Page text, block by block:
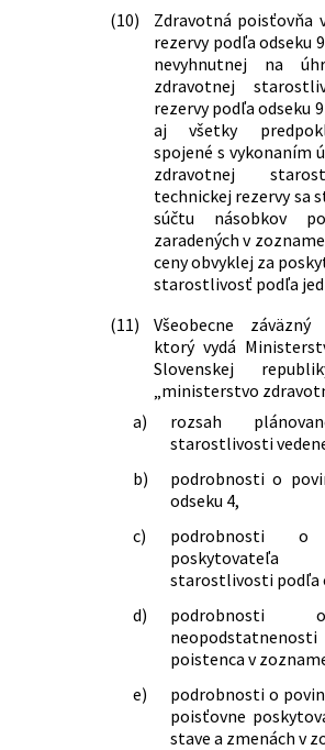
392/2022 Z. z.
Zákon, ktorým sa
č. 580/2004 Z. z. o
a o zmene a
Z. z. o
doplnení
neskorších
dopĺňa zákon č.
zdravotných
zdravotnou
a doplnení
neskorších
420/2022 Z. z.
Zákon, ktorým sa
č. 281/2015 Z. z. o
profesionálnych
doplnení
neskorších
menia a dopĺňajú
518/2022 Z. z.
Zákon, ktorým sa
č. 581/2004 Z. z. o
poisťovniach,
starostlivosťou a o
niektorých
predpisov a
dopĺňajú niektoré
Zákon, ktorým sa
č. 578/2004 Z. z. o
zdravotnej
zdravotníckych
stavovských
zdravotníctve a o
niektorých zákonov
(10)
Zdravotná poisťovňa
rezervy podľa odseku
nevyhnutnej na
zdravotnej
rezervy podľa odseku
aj všetky
spojené s vykonaním
zdravotnej
technickej rezervy sa
súčtu násobkov
zaradených v
ceny obvyklej za
starostlivosť podľa
(11)
Všeobecne
ktorý vydá
Slovenskej
„ministerstvo
a)
rozsah
starostlivosti
b)
podrobnosti o
odseku 4,
c)
podrobnosti o
starostlivosti podľa
d)
podrobnosti
poistenca v
e)
podrobnosti o
poisťovne
stave a zmenách v